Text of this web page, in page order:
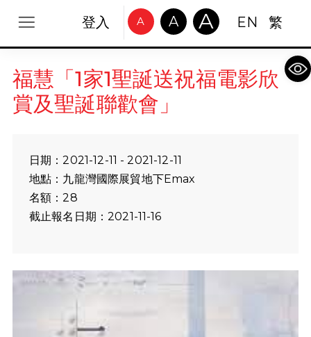
登入 A A A EN 繁
福慧「1家1聖誕送祝福電影欣
賞及聖誕聯歡會」
日期：2021-12-11 - 2021-12-11
地點：九龍灣國際展貿地下Emax
名額：28
截止報名日期：2021-11-16